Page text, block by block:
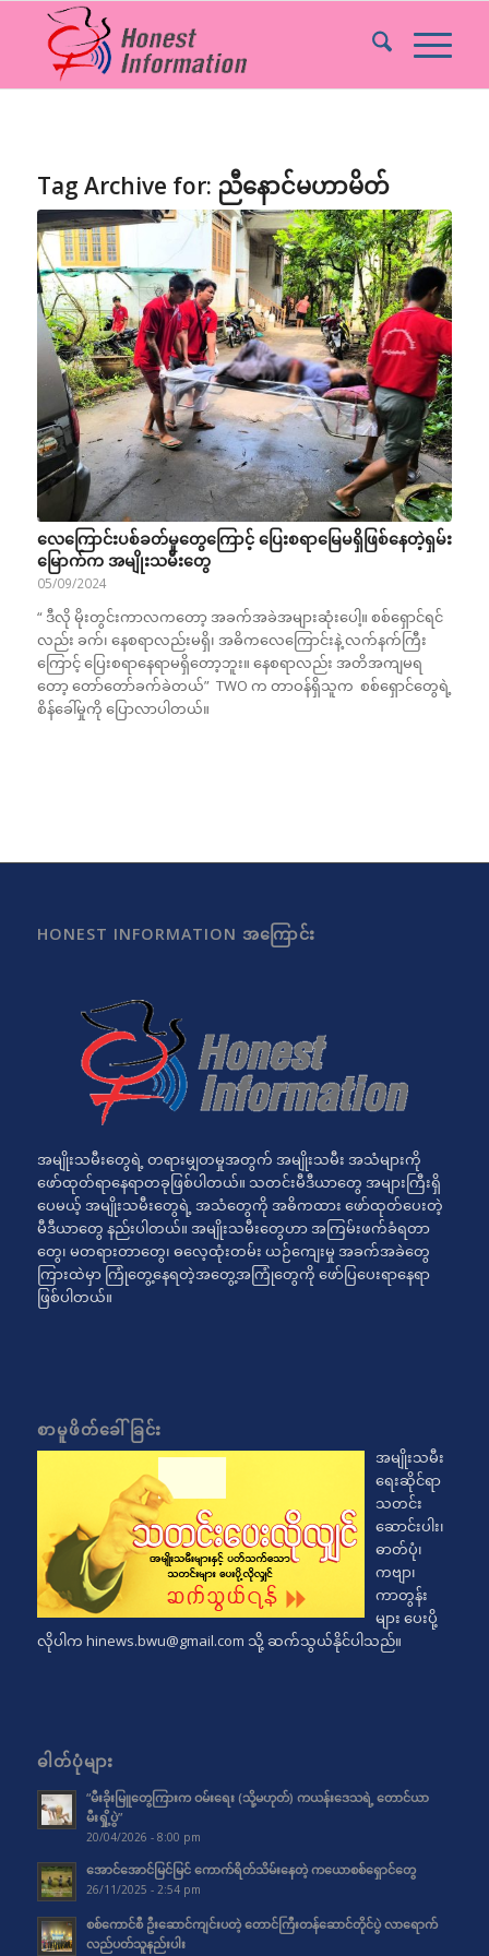
Tag Archive for: ညီနောင်မဟာမိတ်
လေကြောင်းပစ်ခတ်မှုတွေကြောင့် ပြေးစရာမြေမရှိဖြစ်နေတဲ့ရှမ်း
မြောက်က အမျိုးသမီးတွေ
05/09/2024
“ ဒီလို မိုးတွင်းကာလကတော့ အခက်အခဲအများဆုံးပေါ့။ စစ်ရှောင်ရင်
လည်း ခက်၊ နေစရာလည်းမရှိ၊ အဓိကလေကြောင်းနဲ့ လက်နက်ကြီး
ကြောင့် ပြေးစရာနေရာမရှိတော့ဘူး။ နေစရာလည်း အတိအကျမရ
တော့ တော်တော်ခက်ခဲတယ်” TWO က တာဝန်ရှိသူက စစ်ရှောင်တွေရဲ့
စိန်ခေါ်မှုကို ပြောလာပါတယ်။
HONEST INFORMATION အကြောင်း
အမျိုးသမီးတွေရဲ့ တရားမျှတမှုအတွက် အမျိုးသမီး အသံများကို
ဖော်ထုတ်ရာနေရာတခုဖြစ်ပါတယ်။ သတင်းမီဒီယာတွေ အများကြီးရှိ
ပေမယ့် အမျိုးသမီးတွေရဲ့ အသံတွေကို အဓိကထား ဖော်ထုတ်ပေးတဲ့
မီဒီယာတွေ နည်းပါတယ်။ အမျိုးသမီးတွေဟာ အကြမ်းဖက်ခံရတာ
တွေ၊ မတရားတာတွေ၊ ဓလေ့ထုံးတမ်း ယဉ်ကျေးမှု အခက်အခဲတွေ
ကြားထဲမှာ ကြုံတွေ့နေရတဲ့အတွေ့အကြုံတွေကို ဖော်ပြပေးရာနေရာ
ဖြစ်ပါတယ်။
စာမူဖိတ်ခေါ်ခြင်း
အမျိုးသမီး
ရေးဆိုင်ရာ
သတင်း
ဆောင်းပါး၊
ဓာတ်ပုံ၊
ကဗျာ၊
ကာတွန်း
များ ပေးပို့
လိုပါက hinews.bwu@gmail.com သို့ ဆက်သွယ်နိုင်ပါသည်။
ဓါတ်ပုံများ
“မီးခိုးမြူတွေကြားက ဝမ်းရေး (သို့မဟုတ်) ကယန်းဒေသရဲ့ တောင်ယာ
မီးရှို့ပွဲ”
20/04/2026 - 8:00 pm
အောင်အောင်မြင်မြင် ကောက်ရိတ်သိမ်းနေတဲ့ ကယောစစ်ရှောင်တွေ
26/11/2025 - 2:54 pm
စစ်ကောင်စီ ဦးဆောင်ကျင်းပတဲ့ တောင်ကြီးတန်ဆောင်တိုင်ပွဲ လာရောက်
လည်ပတ်သူနည်းပါး